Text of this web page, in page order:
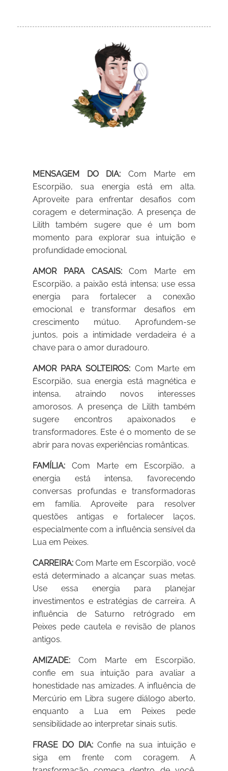
MENSAGEM DO DIA: Com Marte em
Escorpião, sua energia está em alta.
Aproveite para enfrentar desafios com
coragem e determinação. A presença de
Lilith também sugere que é um bom
momento para explorar sua intuição e
profundidade emocional.
AMOR PARA CASAIS:Com Marte em
Escorpião, a paixão está intensa; use essa
energia para fortalecer a conexão
emocional e transformar desafios em
crescimento mútuo. Aprofundem-se
juntos, pois a intimidade verdadeira é a
chave para o amor duradouro.
AMOR PARA SOLTEIROS: Com Marte em
Escorpião, sua energia está magnética e
intensa, atraindo novos interesses
amorosos. A presença de Lilith também
sugere encontros apaixonados e
transformadores. Este é o momento de se
abrir para novas experiências românticas.
FAMÍLIA: Com Marte em Escorpião, a
energia está intensa, favorecendo
conversas profundas e transformadoras
em família. Aproveite para resolver
questões antigas e fortalecer laços,
especialmente com a influência sensível da
Lua em Peixes.
CARREIRA: Com Marte em Escorpião, você
está determinado a alcançar suas metas.
Use essa energia para planejar
investimentos e estratégias de carreira. A
influência de Saturno retrógrado em
Peixes pede cautela e revisão de planos
antigos.
AMIZADE: Com Marte em Escorpião,
confie em sua intuição para avaliar a
honestidade nas amizades. A influência de
Mercúrio em Libra sugere diálogo aberto,
enquanto a Lua em Peixes pede
sensibilidade ao interpretar sinais sutis.
FRASE DO DIA:Confie na sua intuição e
siga em frente com coragem. A